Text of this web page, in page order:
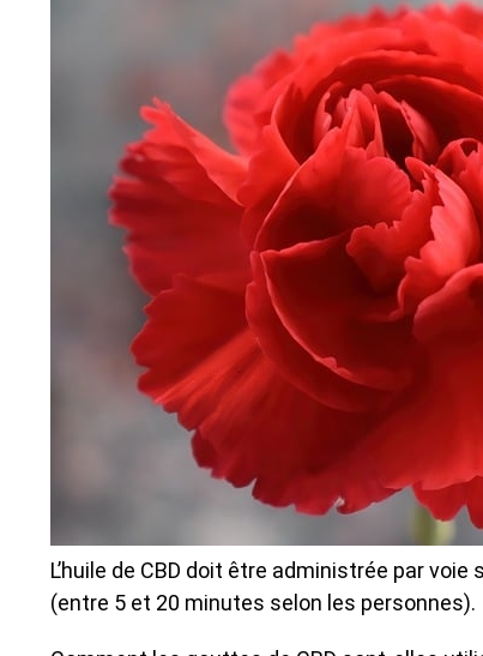
L’huile de CBD doit être administrée par
(entre 5 et 20 minutes selon les personnes).